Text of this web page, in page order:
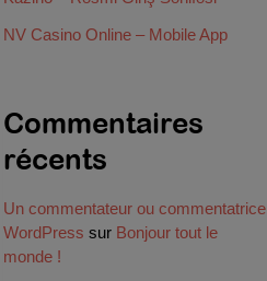
NV Casino Online – Mobile App
Commentaires
récents
Un commentateur ou commentatrice
WordPress sur Bonjour tout le
monde !